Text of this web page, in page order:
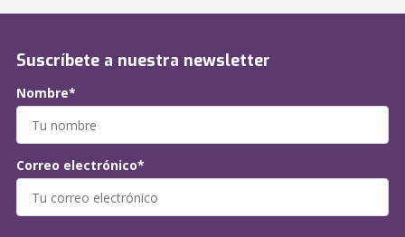
Suscríbete a nuestra newsletter
Nombre*
Correo electrónico*